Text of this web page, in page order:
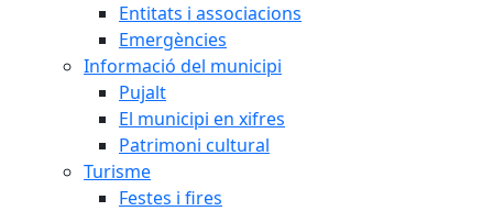
Entitats i associacions
Emergències
Informació del municipi
Pujalt
El municipi en xifres
Patrimoni cultural
Turisme
Festes i fires